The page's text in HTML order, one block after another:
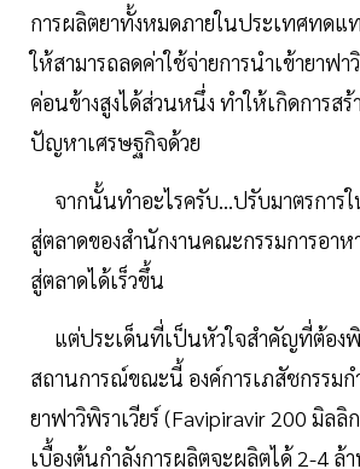
การผลิตยาทั้งหมดภายในประเทศทดแ
ให้สามารถลดค่าใช้จ่ายการนําเข้ายาฟา
ค่อนข้างสูงได้ส่วนหนึ่ง ทําให้เกิดการสร้
ปัญหาเศรษฐกิจด้วย
จากนั้นทำอะไรครับ...ปรับมาตรการ
สู่ตลาดของสํานักงานคณะกรรมการอาห
สู่ตลาดได้เร็วขึ้น
แต่ประเด็นที่เป็นหัวใจสำคัญที่ต้อง
สถานการณ์ขณะนี้ องค์การเภสัชกรรมก
ยาฟาวิพิราเวียร์ (Favipiravir 200 มิลลิ
เบื้องต้นกําลังการผลิตจะผลิตได้ 2-4 ล้